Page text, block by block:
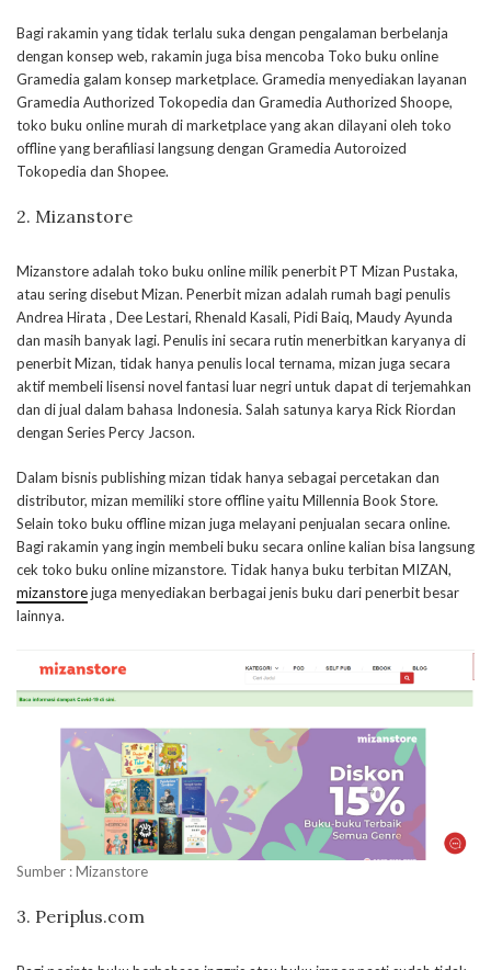
Bagi rakamin yang tidak terlalu suka dengan pengalaman berbelanja
dengan konsep web, rakamin juga bisa mencoba Toko buku online
Gramedia galam konsep marketplace. Gramedia menyediakan layanan
Gramedia Authorized Tokopedia dan Gramedia Authorized Shoope,
toko buku online murah di marketplace yang akan dilayani oleh toko
offline yang berafiliasi langsung dengan Gramedia Autoroized
Tokopedia dan Shopee.
2. Mizanstore
Mizanstore adalah toko buku online milik penerbit PT Mizan Pustaka,
atau sering disebut Mizan. Penerbit mizan adalah rumah bagi penulis
Andrea Hirata , Dee Lestari, Rhenald Kasali, Pidi Baiq, Maudy Ayunda
dan masih banyak lagi. Penulis ini secara rutin menerbitkan karyanya di
penerbit Mizan, tidak hanya penulis local ternama, mizan juga secara
aktif membeli lisensi novel fantasi luar negri untuk dapat di terjemahkan
dan di jual dalam bahasa Indonesia. Salah satunya karya Rick Riordan
dengan Series Percy Jacson.
Dalam bisnis publishing mizan tidak hanya sebagai percetakan dan
distributor, mizan memiliki store offline yaitu Millennia Book Store.
Selain toko buku offline mizan juga melayani penjualan secara online.
Bagi rakamin yang ingin membeli buku secara online kalian bisa langsung
cek toko buku online mizanstore. Tidak hanya buku terbitan MIZAN,
mizanstorejuga menyediakan berbagai jenis buku dari penerbit besar
lainnya.
Sumber : Mizanstore
3. Periplus.com